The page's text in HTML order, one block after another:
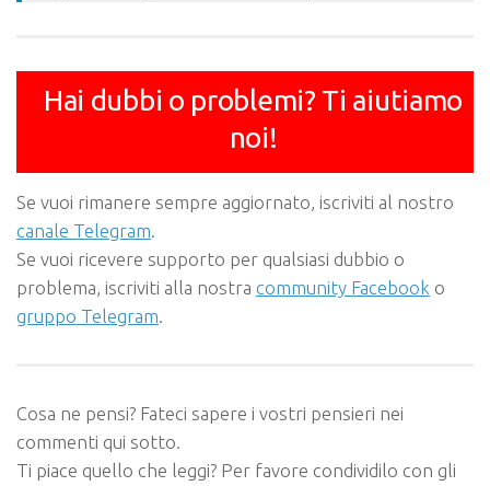
Hai dubbi o problemi? Ti aiutiamo
noi!
Se vuoi rimanere sempre aggiornato, iscriviti al nostro
canale Telegram.
Se vuoi ricevere supporto per qualsiasi dubbio o
problema, iscriviti alla nostra community Facebook o
gruppo Telegram.
Cosa ne pensi? Fateci sapere i vostri pensieri nei
commenti qui sotto.
Ti piace quello che leggi? Per favore condividilo con gli